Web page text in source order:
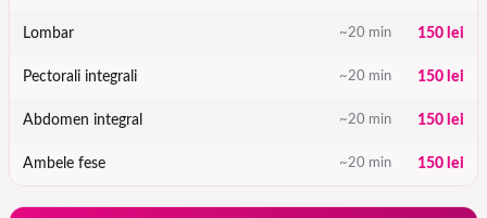
Lombar ~20 min 150 lei
Pectorali integrali ~20 min 150 lei
Abdomen integral ~20 min 150 lei
Ambele fese ~20 min 150 lei